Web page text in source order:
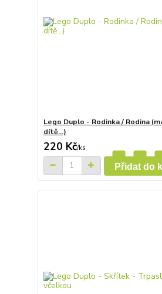
Lego Duplo - Rodinka / Rodina
dítě...)
220 Kč/ks
Přidat do